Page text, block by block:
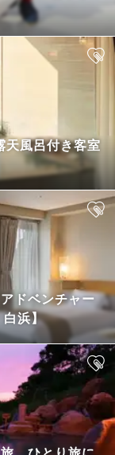
天風呂付き客室
ドベンチャー
白浜】